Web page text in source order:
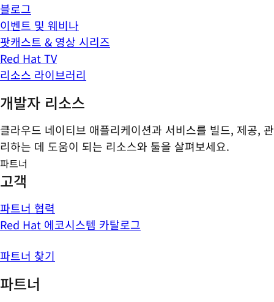
블로그
이벤트 및 웨비나
팟캐스트 & 영상 시리즈
Red Hat TV
리소스 라이브러리
개발자 리소스
클라우드 네이티브 애플리케이션과 서비스를 빌드, 제공, 관
리하는 데 도움이 되는 리소스와 툴을 살펴보세요.
파트너
고객
파트너 협력
Red Hat 에코시스템 카탈로그
파트너 찾기
파트너